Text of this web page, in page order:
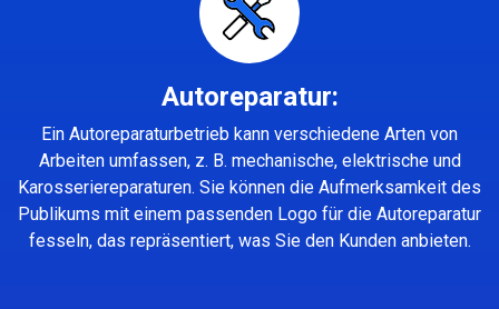
Autoreparatur:
Ein Autoreparaturbetrieb kann verschiedene Arten von
Arbeiten umfassen, z. B. mechanische, elektrische und
Karosseriereparaturen. Sie können die Aufmerksamkeit des
Publikums mit einem passenden Logo für die Autoreparatur
fesseln, das repräsentiert, was Sie den Kunden anbieten.